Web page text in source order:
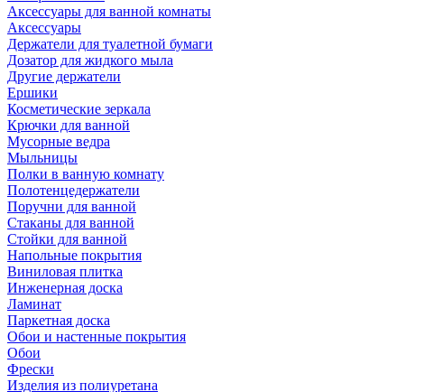
Аксессуары для ванной комнаты
Аксессуары
Держатели для туалетной бумаги
Дозатор для жидкого мыла
Другие держатели
Ершики
Косметические зеркала
Крючки для ванной
Мусорные ведра
Мыльницы
Полки в ванную комнату
Полотенцедержатели
Поручни для ванной
Стаканы для ванной
Стойки для ванной
Напольные покрытия
Виниловая плитка
Инженерная доска
Ламинат
Паркетная доска
Обои и настенные покрытия
Обои
Фрески
Изделия из полиуретана